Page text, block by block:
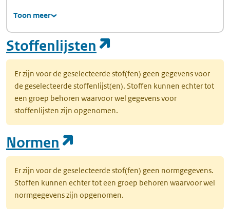
Toon meer
Stoffenlijsten
Er zijn voor de geselecteerde stof(fen) geen gegevens voor
de geselecteerde stoffenlijst(en). Stoffen kunnen echter tot
een groep behoren waarvoor wel gegevens voor
stoffenlijsten zijn opgenomen.
Normen
Er zijn voor de geselecteerde stof(fen) geen normgegevens.
Stoffen kunnen echter tot een groep behoren waarvoor wel
normgegevens zijn opgenomen.